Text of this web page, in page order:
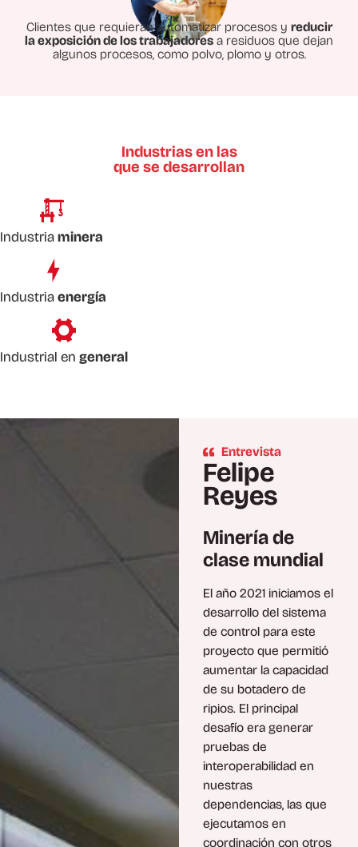
Clientes que requieran automatizar procesos y reducir
la exposición de los trabajadores a residuos que dejan
algunos procesos, como polvo, plomo y otros.
Industrias en las
que se desarrollan
Industriaminera
Industriaenergía
Industrial en general
Entrevista
Felipe
Reyes
Minería de
clase mundial
El año 2021 iniciamos el
desarrollo del sistema
de control para este
proyecto que permitió
aumentar la capacidad
de su botadero de
ripios. El principal
desafío era generar
pruebas de
interoperabilidad en
nuestras
dependencias, las que
ejecutamos en
coordinación con otros